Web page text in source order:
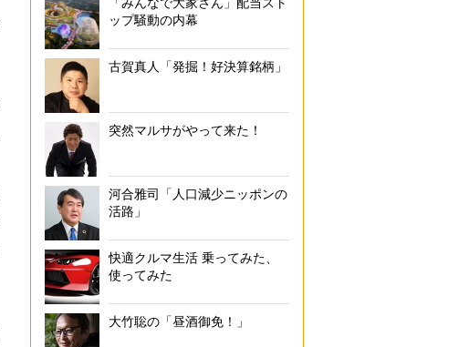
ップ騒動の内幕
古賀真人「発掘！好決算銘柄」
突然マルサがやって来た！
河合雅司「人口減少ニッポンの
活路」
快適クルマ生活 乗ってみた、
使ってみた
大竹聡の「昼酒御免！」